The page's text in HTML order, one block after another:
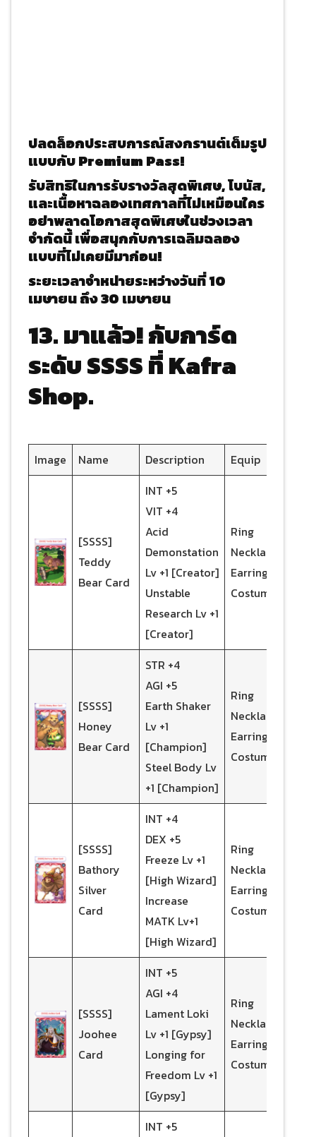
ปลดล็อกประสบการณ์สงกรานต์เต็มรูป
แบบกับ Premium Pass!
รับสิทธิในการรับรางวัลสุดพิเศษ, โบนัส,
และเนื้อหาฉลองเทศกาลที่ไม่เหมือนใคร
อย่าพลาดโอกาสสุดพิเศษในช่วงเวลา
จำกัดนี้ เพื่อสนุกกับการเฉลิมฉลอง
แบบที่ไม่เคยมีมาก่อน!
ระยะเวลาจำหน่ายระหว่างวันที่ 10
เมษายน ถึง 30 เมษายน
13. มาแล้ว! กับการ์ด
ระดับ SSSS ที่ Kafra
Shop.
Image Name Description Equip
[SSSS]
Teddy
Bear Card
INT +5
VIT +4
Acid
Demonstation
Lv +1 [Creator]
Unstable
Research Lv +1
[Creator]
Ring
Necklace
Earrings
Costume
[SSSS]
Honey
Bear Card
STR +4
AGI +5
Earth Shaker
Lv +1
[Champion]
Steel Body Lv
+1 [Champion]
Ring
Necklace
Earrings
Costume
[SSSS]
Bathory
Silver
Card
INT +4
DEX +5
Freeze Lv +1
[High Wizard]
Increase
MATK Lv+1
[High Wizard]
Ring
Necklace
Earrings
Costume
[SSSS]
Joohee
Card
INT +5
AGI +4
Lament Loki
Lv +1 [Gypsy]
Longing for
Freedom Lv +1
[Gypsy]
Ring
Necklace
Earrings
Costume
INT +5